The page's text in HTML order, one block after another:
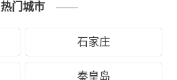
热门城市
石家庄
秦皇岛